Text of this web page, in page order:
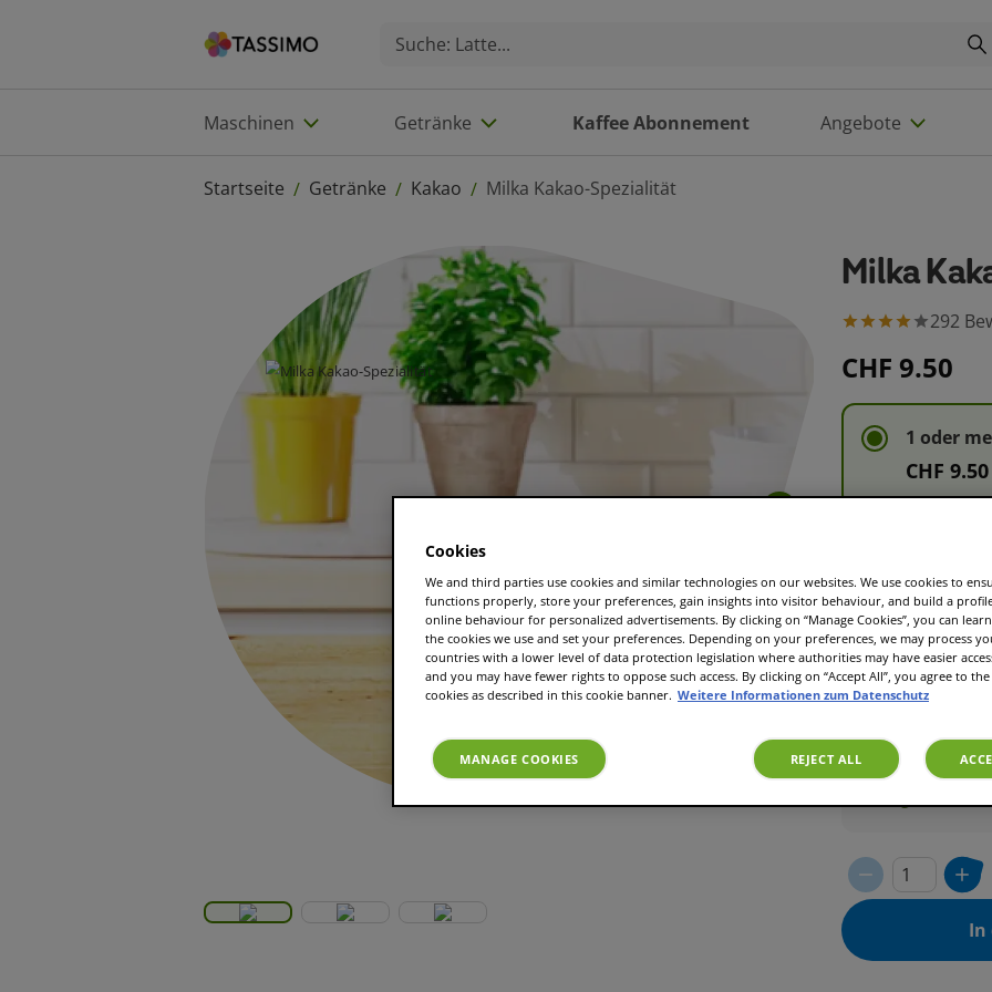
Maschinen Getränke Kaffee Abonnement Angebote
Startseite / Getränke / Kakao / Milka Kakao-Spezialität
Milka
292
CHF 9.50
1 oder
CHF 9.50
CHF 9.50
oder mehr)
Ändere
Lege die
In
Cookies
We and third parties use cookies and similar technologies on our websites. We use cookies to
functions properly, store your preferences, gain insights into visitor behaviour, and build a
online behaviour for personalized advertisements. By clicking on “Manage Cookies”, you can
the cookies we use and set your preferences. Depending on your preferences, we may process
countries with a lower level of data protection legislation where authorities may have easier
and you may have fewer rights to oppose such access. By clicking on “Accept All”, you agree to
cookies as described in this cookie banner. Weitere Informationen zum Datenschutz
MANAGE COOKIES REJECT ALL